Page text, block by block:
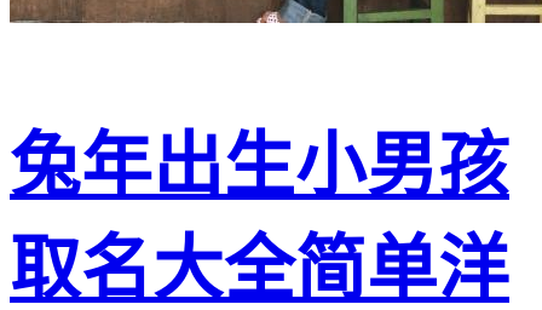
兔年出生小男孩
取名大全简单洋